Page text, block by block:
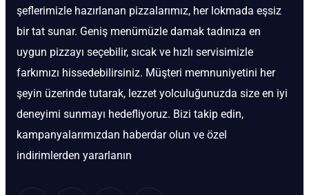
şeflerimizle hazırlanan pizzalarımız, her lokmada eşsiz
bir tat sunar. Geniş menümüzle damak tadınıza en
uygun pizzayı seçebilir, sıcak ve hızlı servisimizle
farkımızı hissedebilirsiniz. Müşteri memnuniyetini her
şeyin üzerinde tutarak, lezzet yolculuğunuzda size en iyi
deneyimi sunmayı hedefliyoruz. Bizi takip edin,
kampanyalarımızdan haberdar olun ve özel
indirimlerden yararlanın